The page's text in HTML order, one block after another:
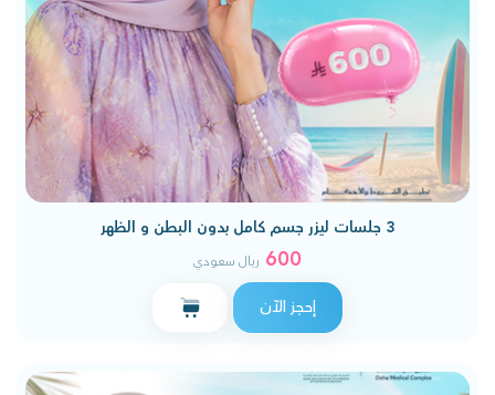
3 جلسات ليزر جسم كامل بدون البطن و الظهر
600 ريال سعودي
إحجز الآن